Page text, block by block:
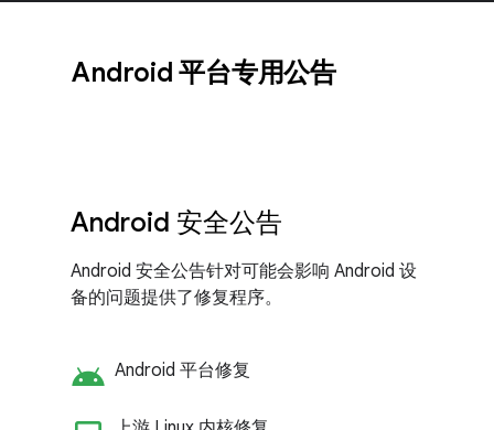
Android 平台专用公告
Android 安全公告
Android 安全公告针对可能会影响 Android 设
备的问题提供了修复程序。
android Android 平台修复